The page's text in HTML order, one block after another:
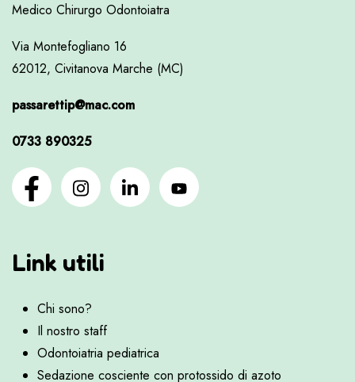
Medico Chirurgo Odontoiatra
Via Montefogliano 16
62012, Civitanova Marche (MC)
passarettip@mac.com
0733 890325
Link utili
Chi sono?
Il nostro staff
Odontoiatria pediatrica
Sedazione cosciente con protossido di azoto